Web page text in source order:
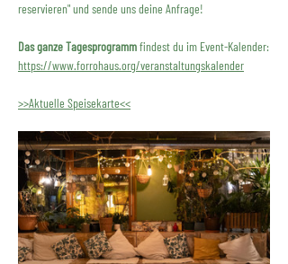
reservieren" und sende uns deine Anfrage!
Das ganze Tagesprogramm findest du im Event-Kalender:
https://www.forrohaus.org/veranstaltungskalender
>>Aktuelle Speisekarte<<